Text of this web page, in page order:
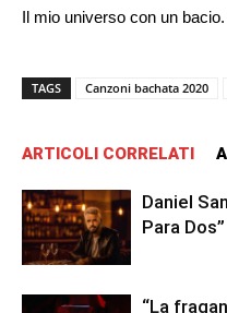
Il mio universo con un bacio.
TAGS Canzoni bachata 2020
ARTICOLI CORRELATI
Daniel
Para Dos”
“La